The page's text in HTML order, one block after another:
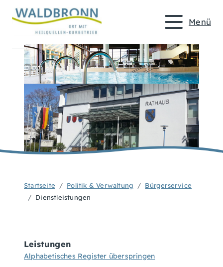
Menü
Startseite Politik & Verwaltung
Bürgerservice
Dienstleistungen
Leistungen
Alphabetisches Register überspringen